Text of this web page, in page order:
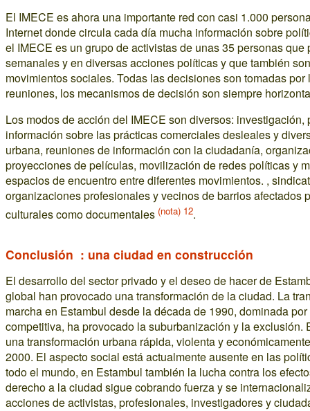
El IMECE es ahora una importante red con casi 1.000
Internet donde circula cada día mucha información sobre
el IMECE es un grupo de activistas de unas 35 personas
semanales y en diversas acciones políticas y que también
movimientos sociales. Todas las decisiones son tomadas
reuniones, los mecanismos de decisión son siempre
Los modos de acción del IMECE son diversos:
información sobre las prácticas comerciales desleales y
urbana, reuniones de información con la ciudadanía,
proyecciones de películas, movilización de redes políticas y
espacios de encuentro entre diferentes movimientos. ,
organizaciones profesionales y vecinos de barrios afectados
culturales como documentales (nota) 12.
Conclusión : una ciudad en construcción
El desarrollo del sector privado y el deseo de hacer de
global han provocado una transformación de la ciudad. La
marcha en Estambul desde la década de 1990, dominada
competitiva, ha provocado la suburbanización y la exclusión.
una transformación urbana rápida, violenta y
2000. El aspecto social está actualmente ausente en las
todo el mundo, en Estambul también la lucha contra los
derecho a la ciudad sigue cobrando fuerza y ​​se
acciones de activistas, profesionales, investigadores y